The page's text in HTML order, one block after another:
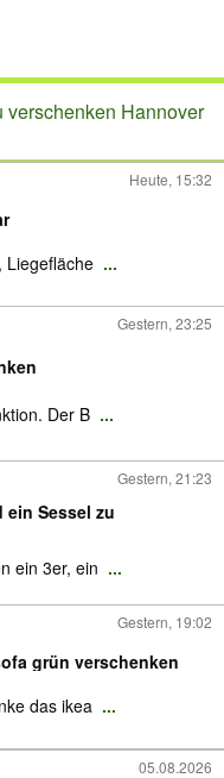
verschenken Hannover
Heute, 15:32
Liegefläche ...
Gestern, 23:25
Der B ...
Gestern, 21:23
ein Sessel zu
ein 3er, ein ...
Gestern, 19:02
grün verschenken
das ikea ...
05.08.2026